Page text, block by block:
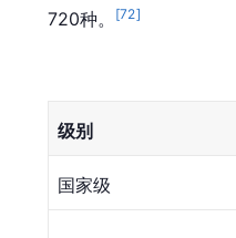
720种。
[72]
级别
国家级